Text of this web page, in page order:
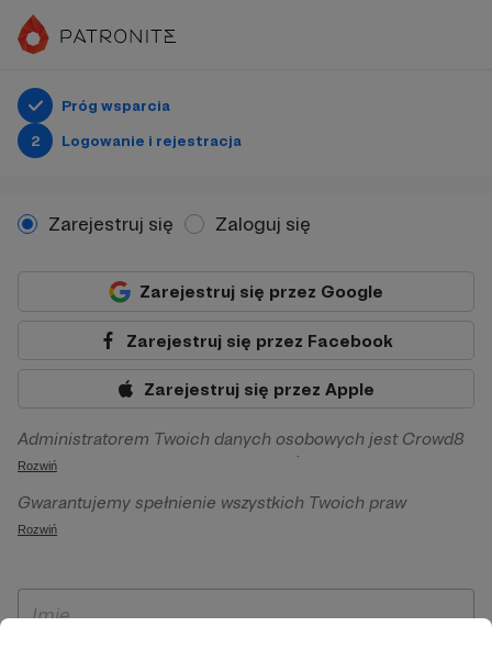
Próg wsparcia
2
Logowanie i rejestracja
Zarejestruj się Zaloguj się
Zarejestruj się przez Google
Zarejestruj się przez Facebook
Zarejestruj się przez Apple
Administratorem Twoich danych osobowych jest Crowd8
sp. z o.o. z siedziba w Warszawie, ul. Żwirki i Wigury 16, 02-
092 Warszawa. Twoje dane osobowe będą przetwarzane w
szczególności w celu wykonania umowy zawartej z Tobą, w
Patronite.pl, w tym możliwości dokonywania oraz
otrzymywania wsparcia na naszej platformie oraz
Rozwiń
Gwarantujemy spełnienie wszystkich Twoich praw
wynikających z ogólnego rozporządzenia o ochronie
ich przenoszenia, niepodlegania zautomatyzowanemu
Rozwiń